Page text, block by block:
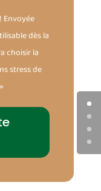
Envoyée
dès la
choisir la
stress de